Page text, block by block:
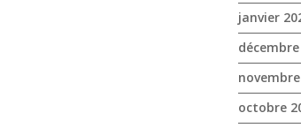
janvier
octobre